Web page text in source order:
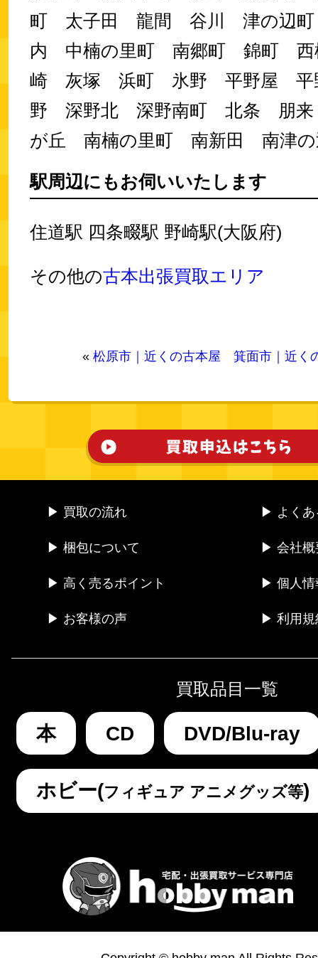
町 太子田 龍間 谷川 津の辺
内 中楠の里町 南郷町 錦町 西
崎 灰塚 浜町 氷野 平野屋 平
野 深野北 深野南町 北条 朋
が丘 南楠の里町 南新田 南津
駅周辺にもお伺いいたします
住道駅 四条畷駅 野崎駅(大阪府)
その他の古本出張買取エリア
« 松原市｜近くの古本屋 箕面市｜近く
▶ 買取の流れ
▶ 梱包について
▶ 高く売るポイント
▶ お客様の声
▶ よくあ
▶ 会社概
▶ 個人情
▶ 利用規
買取品目一覧
本 CD DVD/Blu-ray
ホビー(フィギュア アニメグッズ等)